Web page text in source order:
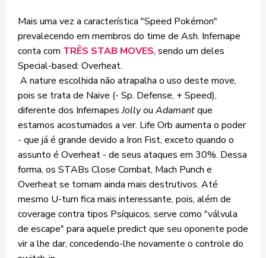
Mais uma vez a característica "Speed Pokémon"
prevalecendo em membros do time de Ash. Infernape
conta com TRÊS STAB MOVES, sendo um deles
Special-based: Overheat.
A nature escolhida não atrapalha o uso deste move,
pois se trata de Naive (- Sp. Defense, + Speed),
diferente dos InfernapesJollyou Adamantque
estamos acostumados a ver. Life Orb aumenta o poder
- que já é grande devido a Iron Fist, exceto quando o
assunto é Overheat - de seus ataques em 30%. Dessa
forma, os STABs Close Combat, Mach Punch e
Overheat se tornam ainda mais destrutivos. Até
mesmo U-turn fica mais interessante, pois, além de
coverage contra tipos Psíquicos, serve como "válvula
de escape" para aquele predict que seu oponente pode
vir a lhe dar, concedendo-lhe novamente o controle do